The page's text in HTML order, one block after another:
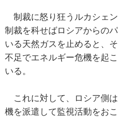
制裁に怒り狂うルカシェ
制裁を科せばロシアからの
いる天然ガスを止めると、
不足でエネルギー危機を起
いる。
これに対して、ロシア側
機を派遣して監視活動をお